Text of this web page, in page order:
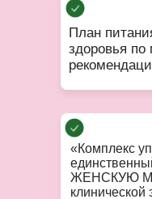
План
здоровья
«Комплекс
ЖЕНСКУЮ